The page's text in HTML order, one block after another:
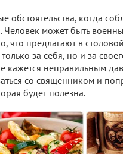
обстоятельства, когда
может быть
что предлагают в
за себя, но и за
кажется неправильным
со священником и
будет полезна.